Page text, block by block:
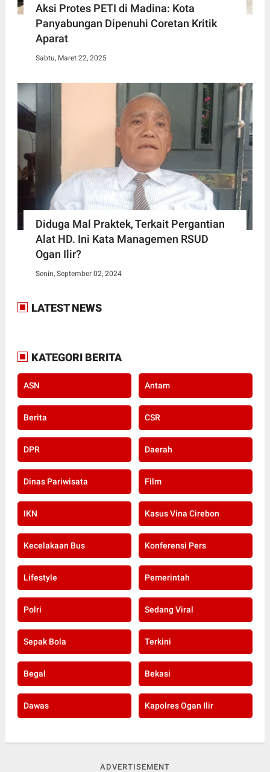
Aksi Protes PETI di Madina: Kota
Panyabungan Dipenuhi Coretan Kritik
Aparat
Sabtu, Maret 22, 2025
Diduga Mal Praktek, Terkait Pergantian
Alat HD. Ini Kata Managemen RSUD
Ogan Ilir?
Senin, September 02, 2024
LATEST NEWS
KATEGORI BERITA
ASN Antam
Berita CSR
DPR Daerah
Dinas Pariwisata Film
IKN Kasus Vina Cirebon
Kecelakaan Bus Konferensi Pers
Lifestyle Pemerintah
Polri Sedang Viral
Sepak Bola Terkini
Begal Bekasi
Dawas Kapolres Ogan Ilir
ADVERTISEMENT